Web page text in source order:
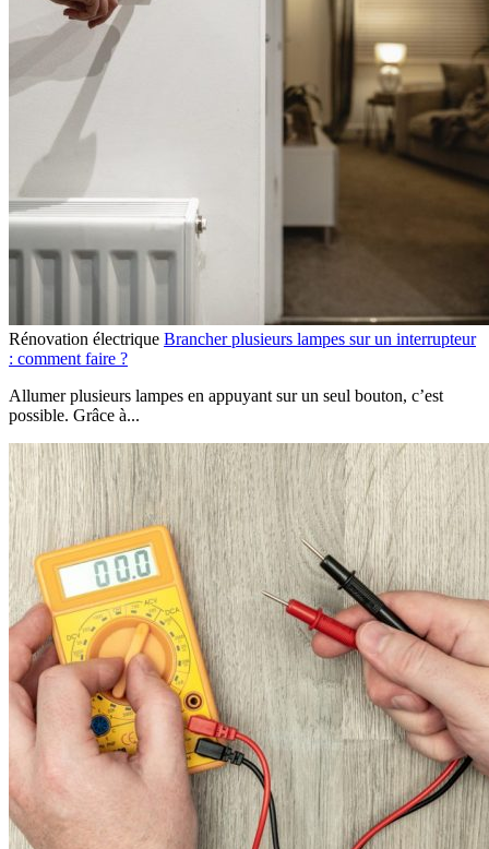
Rénovation électrique Brancher plusieurs lampes sur un interrupteur
: comment faire ?
Allumer plusieurs lampes en appuyant sur un seul bouton, c’est
possible. Grâce à...